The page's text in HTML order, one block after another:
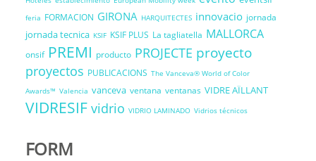
feria FORMACION GIRONA HARQUITECTES innovacio jornada
jornada tecnica KSIF KSIF PLUS La tagliatella MALLORCA
onsif PREMI producto PROJECTE proyecto
proyectos PUBLICACIONS The Vanceva® World of Color
Awards™ Valencia vanceva ventana ventanas VIDRE AÏLLANT
VIDRESIF vidrio VIDRIO LAMINADO Vidrios técnicos
FORM